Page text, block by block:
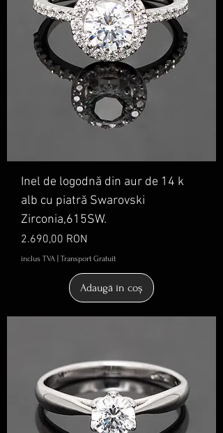
Inel de logodnă din aur de 14 k
alb cu piatră Swarovski
Zirconia,615SW.
Preț
2.690,00 RON
inclus TVA Transport Gratuit
Adaugă în coș